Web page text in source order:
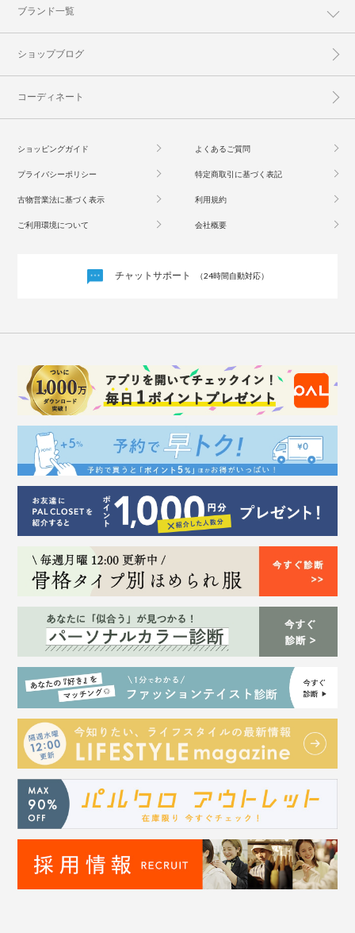
ブランド一覧
ショップブログ
コーディネート
ショッピングガイド よくあるご質問
プライバシーポリシー 特定商取引に基づく表記
古物営業法に基づく表示 利用規約
ご利用環境について 会社概要
チャットサポート （24時間自動対応）